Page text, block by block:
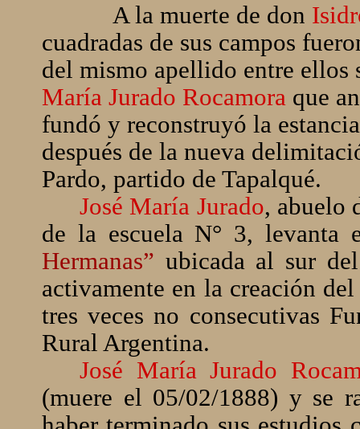
A la muerte de don
cuadradas de sus campos
del mismo apellido entre
María Jurado Rocamora que
fundó y reconstruyó la
después de la nueva
Pardo, partido de Tapalqué.
José María Jurado, abuelo
de la escuela N° 3, levanta
Hermanas” ubicada al sur
activamente en la creación
tres veces no consecutivas
Rural Argentina.
José María Jurado
(muere el 05/02/1888) y se